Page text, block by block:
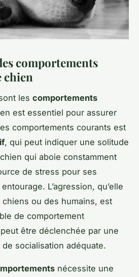
comportements
chien
les comportements
est essentiel pour assurer
comportements courants est
, qui peut indiquer une solitude
qui aboie constamment
de stress pour ses
L’agression, qu’elle
chiens ou des humains, est
de comportement
être déclenchée par une
socialisation adéquate.
nécessite une